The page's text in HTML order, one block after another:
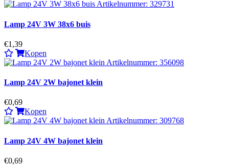
Lamp 24V 3W 38x6 buis
€1,39
Kopen
Lamp 24V 2W bajonet klein
€0,69
Kopen
Lamp 24V 4W bajonet klein
€0,69